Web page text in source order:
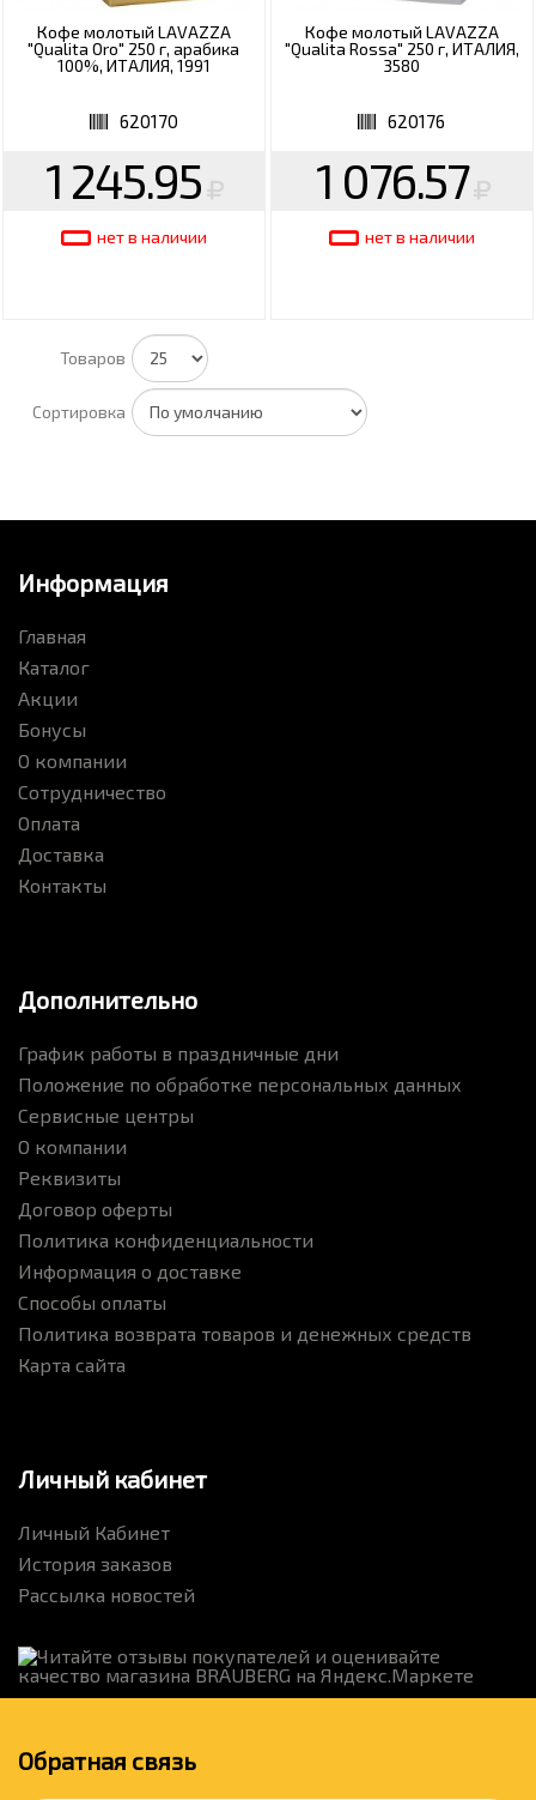
Кофе молотый LAVAZZA
"Qualita Oro" 250 г, арабика
100%, ИТАЛИЯ, 1991
620170
1 245.95
нет в наличии
Кофе молотый LAVAZZA
"Qualita Rossa" 250 г, ИТАЛИЯ,
3580
620176
1 076.57
нет в наличии
Товаров
Сортировка
Информация
Главная
Каталог
Акции
Бонусы
О компании
Сотрудничество
Оплата
Доставка
Контакты
Дополнительно
График работы в праздничные дни
Положение по обработке персональных данных
Сервисные центры
О компании
Реквизиты
Договор оферты
Политика конфиденциальности
Информация о доставке
Способы оплаты
Политика возврата товаров и денежных средств
Карта сайта
Личный кабинет
Личный Кабинет
История заказов
Рассылка новостей
Обратная связь